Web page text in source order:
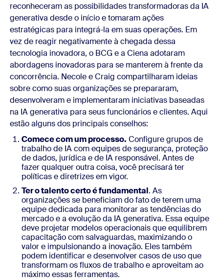
reconheceram as possibilidades transformadoras da IA
generativa desde o início e tomaram ações
estratégicas para integrá-la em suas operações. Em
vez de reagir negativamente à chegada dessa
tecnologia inovadora, o BCG e a Ciena adotaram
abordagens inovadoras para se manterem à frente da
concorrência. Necole e Craig compartilharam ideias
sobre como suas organizações se prepararam,
desenvolveram e implementaram iniciativas baseadas
na IA generativa para seus funcionários e clientes. Aqui
estão alguns dos principais conselhos:
Comece com um processo. Configure grupos de
trabalho de IA com equipes de segurança, proteção
de dados, jurídica e de IA responsável. Antes de
fazer qualquer outra coisa, você precisará ter
políticas e diretrizes em vigor.
Ter o talento certo é fundamental. As
organizações se beneficiam do fato de terem uma
equipe dedicada para monitorar as tendências do
mercado e a evolução da IA generativa. Essa equipe
deve projetar modelos operacionais que equilibrem
capacitação com salvaguardas, maximizando o
valor e impulsionando a inovação. Eles também
podem identificar e desenvolver casos de uso que
transformam os fluxos de trabalho e aproveitam ao
máximo essas ferramentas.